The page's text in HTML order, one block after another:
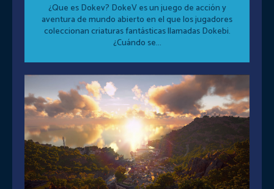
¿Que es Dokev? DokeV es un juego de acción y
aventura de mundo abierto en el que los jugadores
coleccionan criaturas fantásticas llamadas Dokebi.
¿Cuándo se...